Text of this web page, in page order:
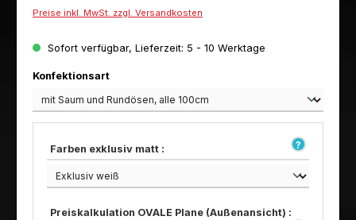
Preise inkl. MwSt. zzgl. Versandkosten
Sofort verfügbar, Lieferzeit: 5 - 10 Werktage
Konfektionsartauswählen
Farben exklusiv matt :
Preiskalkulation OVALE Plane (Außenansicht) :